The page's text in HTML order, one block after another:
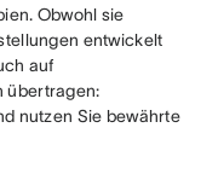
Obwohl sie
entwickelt
auf
übertragen:
nutzen Sie bewährte